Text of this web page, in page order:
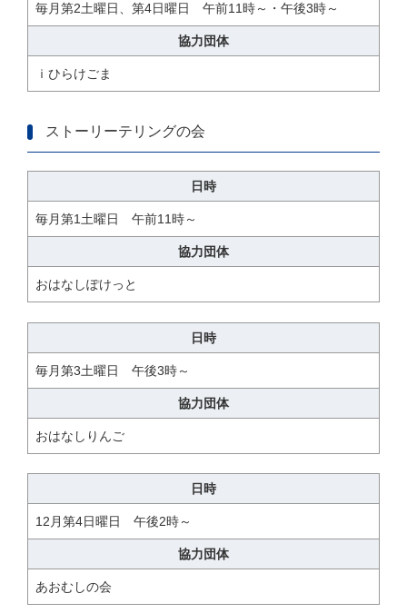
毎月第2土曜日、第4日曜日 午前11時～・午後3時～
協力団体
ｉひらけごま
ストーリーテリングの会
日時
毎月第1土曜日 午前11時～
協力団体
おはなしぽけっと
日時
毎月第3土曜日 午後3時～
協力団体
おはなしりんご
日時
12月第4日曜日 午後2時～
協力団体
あおむしの会